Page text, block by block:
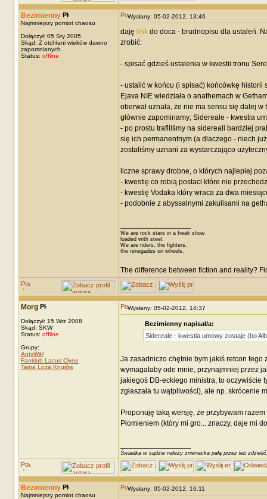
Bezimienny
Najmniejszy pomiot chaosu
Dołączył: 05 Sty 2005
Skąd: Z otchłani wieków dawno
zapomnianych.
Status: offline
Wysłany: 05-02-2012, 13:46
daję linkdo doca - brudnopisu dla ustaleń.
zrobić:
- spisać gdzieś ustalenia w kwestii tronu
- ustalić w końcu (i spisać) końcówkę
Ejava NIE wiedziała o anathemach w
oberwał uznała, że nie ma sensu się dalej
głównie zapominamy; Sidereale - kwestia
- po prostu trafiliśmy na sidereali bardziej
się ich permanentnym (a dlaczego - niech
zostaliśmy uznani za wystarczająco
liczne sprawy drobne, o których najlepiej
- kwestię co robią postaci które nie
- kwestię Vodaka który wraca za dwa
- podobnie z abyssalnymi zakulisami na
We are rock stars in a freak show
loaded with steel.
We are riders, the fighters,
the renegades on wheels.
The difference between fiction and reality?
Morg
Dołączył: 15 Wrz 2008
Skąd: SKW
Status: offline
Grupy:
AntyWiP
Fanklub Lacus Clyne
Tajna Loża Knujów
Wysłany: 05-02-2012, 14:37
Bezimienny napisał/a:
Sidereale - kwestia umowy zostaje (bo
Ja zasadniczo chętnie bym jakiś retcon tego
wymagałaby ode mnie, przynajmniej przez
jakiegoś DB-eckiego ministra; to oczywiście
zgłaszała tu wątpliwości), ale np.
Proponuję taką wersję, że przybywam
Płomieniem (który mi gro... znaczy, daje mi
Świadka w sądzie należy znienacka pałą przez łeb
Bezimienny
Najmniejszy pomiot chaosu
Wysłany: 05-02-2012, 16:11